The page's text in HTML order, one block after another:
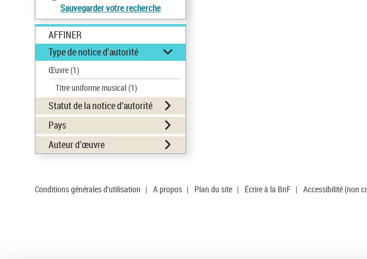
Sauvegarder votre recherche
AFFINER
Type de notice d'autorité
Œuvre(1)
Titre uniforme musical(1)
Statut de la notice d’autorité
Pays
Auteur d’œuvre
Conditions générales d'utilisation | A propos | Plan du site | Écrire à la BnF | Accessibilité (non